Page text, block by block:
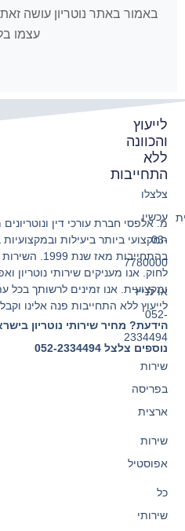
באמור באתר נוטריון עושה
עצמו
מ. אלפסי חברת עורכי דין
המקצועי ביותר ביעילות
בהתחייבות
לחוק. אנו מעניקים שירותי נוטריון
לייעוץ ללא התחייבות פנה אלינו
הידעת? מחיר שירותי נוטריון
נוספים צלצל 052-2334494
לייעוץ
והכוונה
ללא
התחייבות
צלצלו
עכשיו
03-
7780000
או לנייד
052-
2334494
שירות
בפריסה
ארצית
שירות
אפוסטיל
כל
שירותי